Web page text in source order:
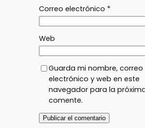
Correo electrónico *
Web
Guarda mi nombre, correo
electrónico y web en este
navegador para la
comente.